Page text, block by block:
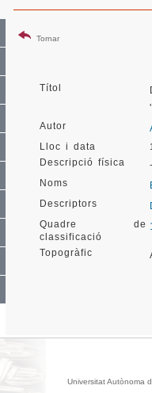
Tornar
Títol
Autor
Lloc i data
Descripció física
Noms
Descriptors
Quadre de
classificació
Topogràfic
Universitat Autònoma